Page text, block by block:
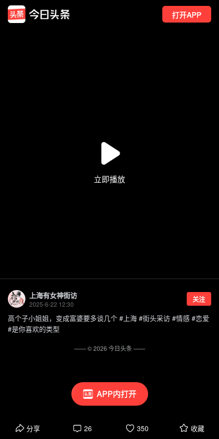
打开APP
APP内打开
上海有女神街访
2025-6-22 12:30
关注
高个子小姐姐，变成富婆要多谈几个 #上海 #街头采访 #情感 #恋爱
#是你喜欢的类型
分享 26 350 收藏
—— ©2026 今日头条——